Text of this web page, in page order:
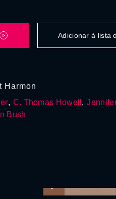
Adicionar à lista
Harmon
, C. Thomas Howell ,
Bush